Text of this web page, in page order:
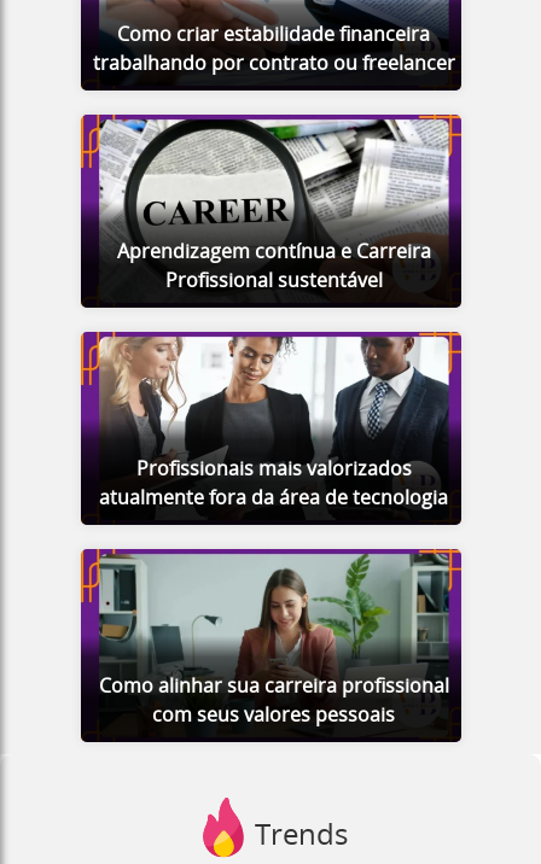
Como criar estabilidade financeira
trabalhando por contrato ou freelancer
Aprendizagem contínua e Carreira
Profissional sustentável
Profissionais mais valorizados
atualmente fora da área de tecnologia
Como alinhar sua carreira profissional
com seus valores pessoais
Trends